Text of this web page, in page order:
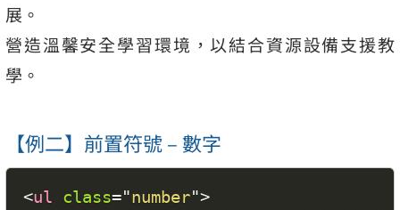
展。
營造溫馨安全學習環境，以結合資源設備支援教
學。
【例二】前置符號 – 數字
<ul class="number">